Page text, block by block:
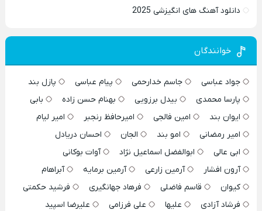
دانلود آهنگ های انگیزشی 2025
خوانندگان
جواد عباسی جاسم خدارحمی پیام عباسی
پازل بند
پارسا محمدی
بیدل برزویی بهنام حسن زاده
بابی
ایوان بند
امین فالجی امیرحافظ رنجبر
امیر لیام
امیر رمضانی
امو بند الجان
احسان دریادل
ابی عالی
ابوالفضل اسماعیل نژاد
آوات بوکانی
آرون افشار
آرمین زارعی آرمین برمایه
آبراهام
کیوان
قاسم فاضلی فرهاد جهانگیری
فرشید حکمتی
فرشاد آزادی
علیها علی فرزامی
علیرضا اسپید